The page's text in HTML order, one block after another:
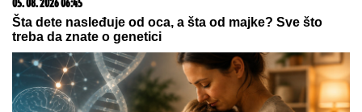
05. 08. 2026 06:45
Šta dete nasleđuje od oca, a šta od majke? Sve što
treba da znate o genetici